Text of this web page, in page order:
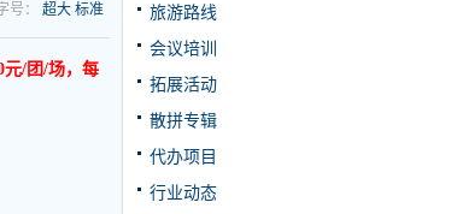
号： 超大 标准
元/团/场， 每
旅游路线
会议培训
拓展活动
散拼专辑
代办项目
行业动态